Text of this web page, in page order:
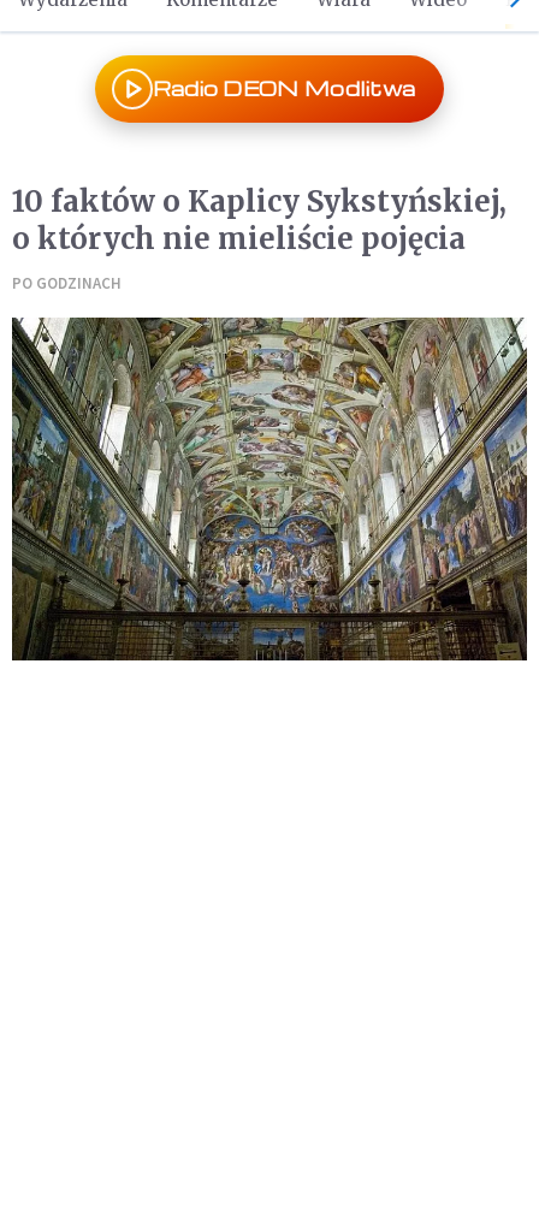
Radio DEON Modlitwa
10 faktów o Kaplicy Sykstyńskiej,
o których nie mieliście pojęcia
PO GODZINACH